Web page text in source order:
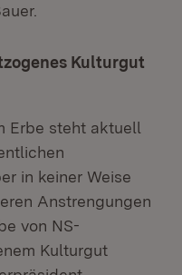
Kulturgut
Erbe steht aktuell
in keiner Weise
Anstrengungen
von NS-
Kulturgut